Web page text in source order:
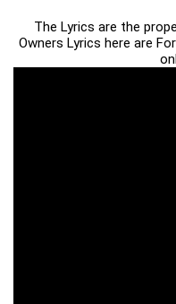
The Lyrics are the
Owners Lyrics here are